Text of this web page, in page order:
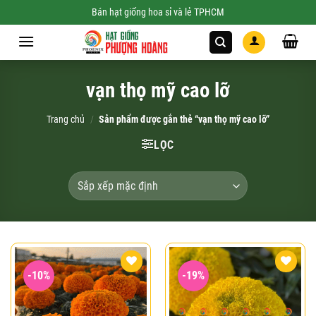
to
content
Bán hạt giống hoa sỉ và lẻ TPHCM
vạn thọ mỹ cao lỡ
Trang chủ / Sản phẩm được gắn thẻ “vạn thọ mỹ cao lỡ”
LỌC
-10%
Add to
-19%
Add to